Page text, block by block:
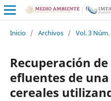
Inicio / Archivos / Vol. 3 Núm.
Recuperación
efluentes de
cereales